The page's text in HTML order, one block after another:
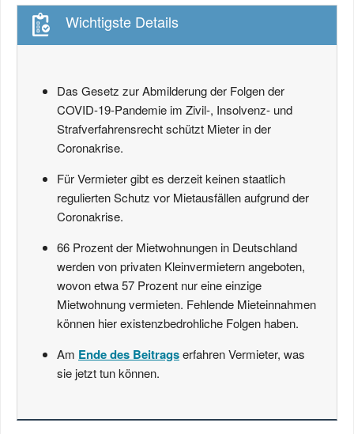
Wichtigste Details
Das Gesetz zur Abmilderung der Folgen der
COVID-19-Pandemie im Zivil-, Insolvenz- und
Strafverfahrensrecht schützt Mieter in der
Coronakrise.
Für Vermieter gibt es derzeit keinen staatlich
regulierten Schutz vor Mietausfällen aufgrund der
Coronakrise.
66 Prozent der Mietwohnungen in Deutschland
werden von privaten Kleinvermietern angeboten,
wovon etwa 57 Prozent nur eine einzige
Mietwohnung vermieten. Fehlende Mieteinnahmen
können hier existenzbedrohliche Folgen haben.
Am Ende des Beitragserfahren Vermieter, was
sie jetzt tun können.